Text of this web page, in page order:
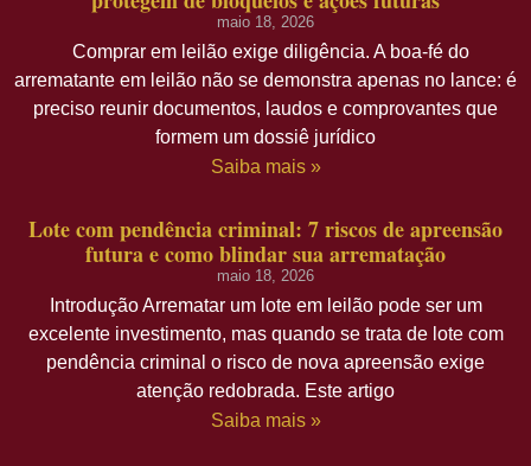
maio 18, 2026
Comprar em leilão exige diligência. A boa-fé do
arrematante em leilão não se demonstra apenas no lance: é
preciso reunir documentos, laudos e comprovantes que
formem um dossiê jurídico
Saiba mais »
Lote com pendência criminal: 7 riscos de apreensão
futura e como blindar sua arrematação
maio 18, 2026
Introdução Arrematar um lote em leilão pode ser um
excelente investimento, mas quando se trata de lote com
pendência criminal o risco de nova apreensão exige
atenção redobrada. Este artigo
Saiba mais »